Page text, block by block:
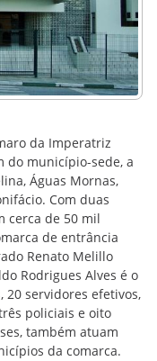
da Imperatriz
do município-sede, a
Águas Mornas,
Com duas
cerca de 50 mil
de entrância
Renato Melillo
Rodrigues Alves é o
servidores efetivos,
policiais e oito
também atuam
da comarca.